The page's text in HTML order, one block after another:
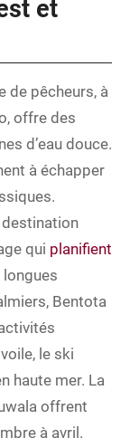
et
de pêcheurs, à
offre des
d’eau douce.
à échapper
qui planifient
longues
Bentota
le ski
haute mer. La
offrent
à avril.